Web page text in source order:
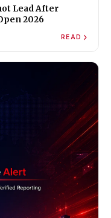
Lead After
2026
READ